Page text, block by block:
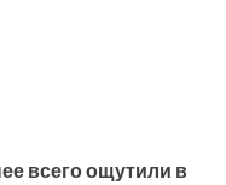
всего ощутили в